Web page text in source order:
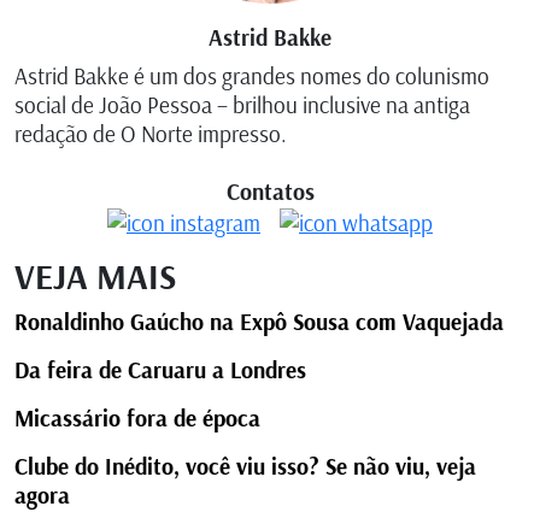
Astrid Bakke
Astrid Bakke é um dos grandes nomes do colunismo
social de João Pessoa – brilhou inclusive na antiga
redação de O Norte impresso.
Contatos
VEJA MAIS
Ronaldinho Gaúcho na Expô Sousa com Vaquejada
Da feira de Caruaru a Londres
Micassário fora de época
Clube do Inédito, você viu isso? Se não viu, veja
agora